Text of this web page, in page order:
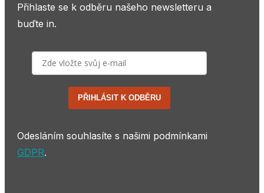
Přihlaste se k odběru našeho newsletteru a
buďte in.
PŘIHLÁSIT K ODBĚRU
Odesláním souhlasíte s našimi podmínkami
GDPR.